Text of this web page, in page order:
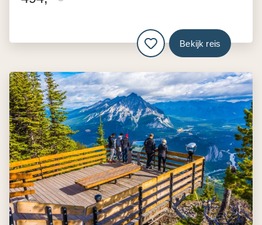
Bekijk reis